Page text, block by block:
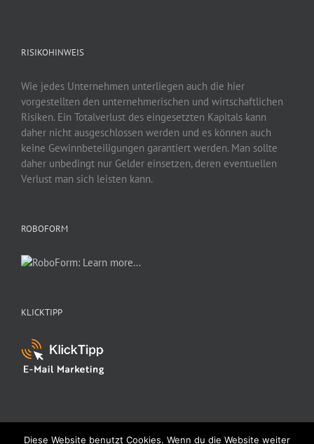
RISIKOHINWEIS
Wie jedes Unternehmen unterliegen auch die hier
vorgestellten den unternehmerischen und wirtschaftlichen
Risiken. Ein Totalverlust des eingesetzten Kapitals kann
daher nicht ausgeschlossen werden und es können auch
keine Gewinnbeteiligungen garantiert werden. Man sollte
daher unbedingt nur Gelder einsetzen, deren eventuellen
Verlust man sich leisten kann.
ROBOFORM
KLICKTIPP
Diese Website benutzt Cookies. Wenn du die Website weiter